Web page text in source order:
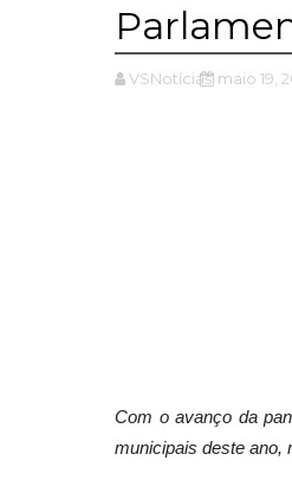
VSNotícias maio 19,
Com o avanço da
municipais deste ano,